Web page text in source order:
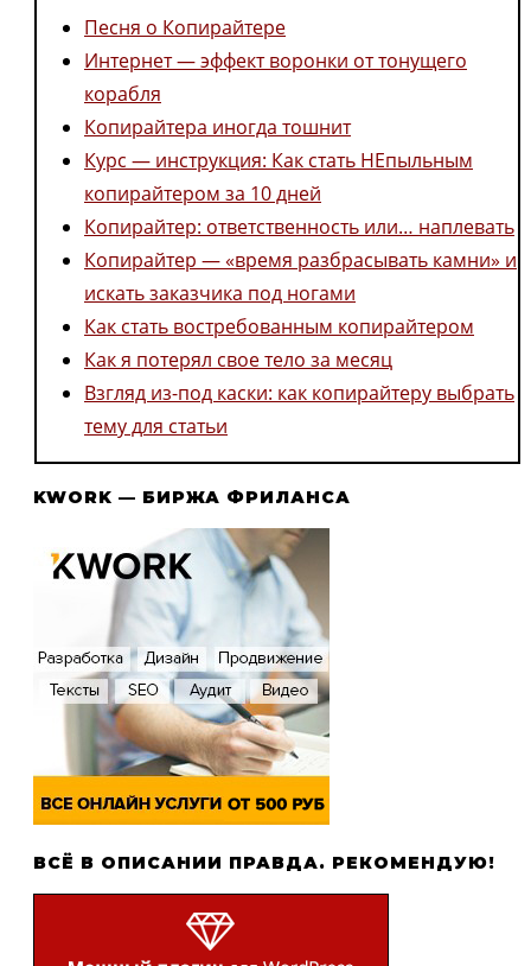
Песня о Копирайтере
Интернет — эффект воронки от тонущего
корабля
Копирайтера иногда тошнит
Курс — инструкция: Как стать НЕпыльным
копирайтером за 10 дней
Копирайтер: ответственность или… наплевать
Копирайтер — «время разбрасывать камни» и
искать заказчика под ногами
Как стать востребованным копирайтером
Как я потерял свое тело за месяц
Взгляд из-под каски: как копирайтеру выбрать
тему для статьи
KWORK — БИРЖА ФРИЛАНСА
ВСЁ В ОПИСАНИИ ПРАВДА. РЕКОМЕНДУЮ!